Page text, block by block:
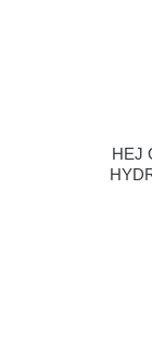
HEJ